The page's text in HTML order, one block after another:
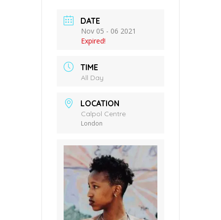
DATE
Nov 05 - 06 2021
Expired!
TIME
All Day
LOCATION
Calpol Centre
London